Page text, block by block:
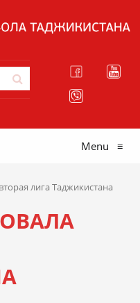
Menu ≡
лига Таджикистана